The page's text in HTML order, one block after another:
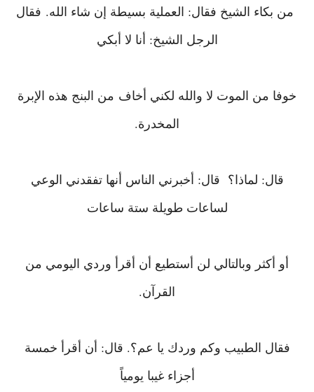
من بكاء الشيخ فقال: العملية بسيطة إن شاء الله. فقال
الرجل الشيخ: أنا لا أبكي
خوفا من الموت لا والله لكني أخاف من البنج هذه الإبرة
المخدرة.
قال: لماذا؟ قال: أخبرني الناس أنها تفقدني الوعي
لساعات طويلة ستة ساعات
أو أكثر وبالتالي لن أستطيع أن أقرأ وردي اليومي من
القرآن.
فقال الطبيب وكم وردك يا عم؟. قال: أن أقرأ خمسة
أجزاء غيبا يومياً